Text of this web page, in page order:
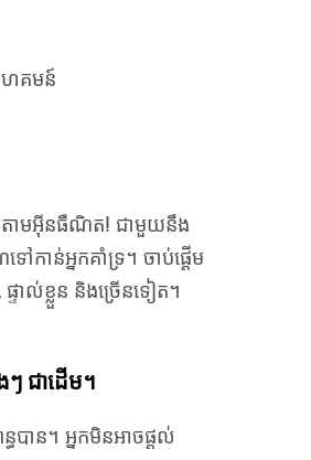
ហគមន៍
ាគតាមអ៊ីនធឺណិត! ជាមួយនឹង
កាន់អ្នកគាំទ្រ។ ចាប់ផ្តើម
ទាល់ខ្លួន និងច្រើនទៀត។
ៗ ជាដើម។
ធបាន។ អ្នកមិនអាចផ្តល់